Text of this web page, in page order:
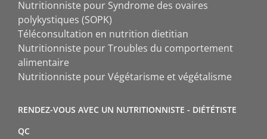
Nutritionniste pour Syndrome des ovaires
polykystiques (SOPK)
Téléconsultation en nutrition dietitian
Nutritionniste pour Troubles du comportement
alimentaire
Nutritionniste pour Végétarisme et végétalisme
RENDEZ-VOUS AVEC UN NUTRITIONNISTE - DIÉTÉTISTE
QC